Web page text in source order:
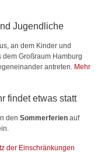
Jugendliche
an dem Kinder und
Großraum Hamburg
antreten. Mehr
findet etwas statt
den Sommerferien auf
der Einschränkungen